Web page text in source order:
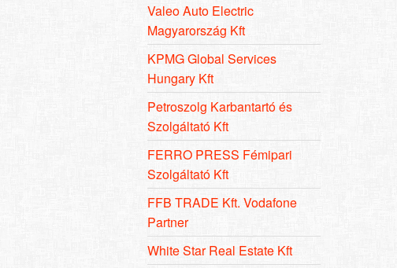
Valeo Auto Electric
Magyarország Kft
KPMG Global Services
Hungary Kft
Petroszolg Karbantartó és
Szolgáltató Kft
FERRO PRESS Fémipari
Szolgáltató Kft
FFB TRADE Kft. Vodafone
Partner
White Star Real Estate Kft